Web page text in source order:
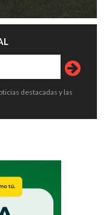
destacadas y las